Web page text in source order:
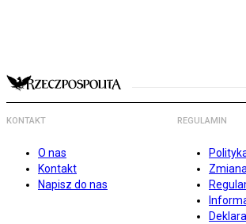
KONTAKT
O nas
Kontakt
Napisz do nas
REGULAMIN